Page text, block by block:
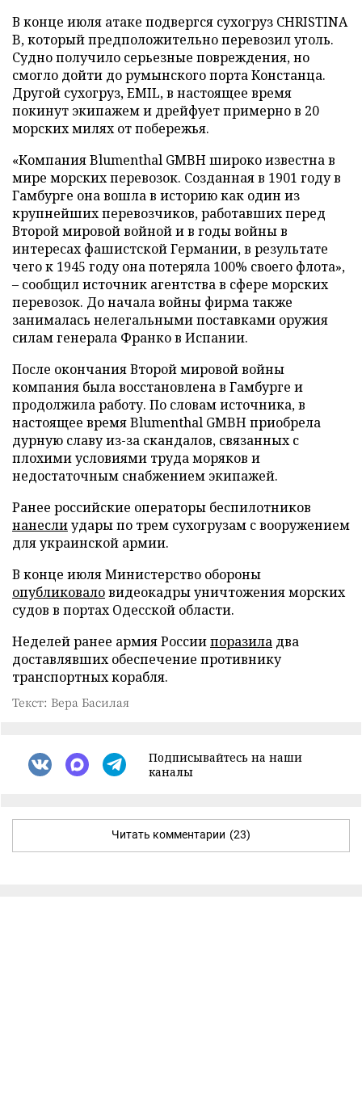
В конце июля атаке подвергся сухогруз CHRISTINA
B, который предположительно перевозил уголь.
Судно получило серьезные повреждения, но
смогло дойти до румынского порта Констанца.
Другой сухогруз, EMIL, в настоящее время
покинут экипажем и дрейфует примерно в 20
морских милях от побережья.
«Компания Blumenthal GMBH широко известна в
мире морских перевозок. Созданная в 1901 году в
Гамбурге она вошла в историю как один из
крупнейших перевозчиков, работавших перед
Второй мировой войной и в годы войны в
интересах фашистской Германии, в результате
чего к 1945 году она потеряла 100% своего флота»,
– сообщил источник агентства в сфере морских
перевозок. До начала войны фирма также
занималась нелегальными поставками оружия
силам генерала Франко в Испании.
После окончания Второй мировой войны
компания была восстановлена в Гамбурге и
продолжила работу. По словам источника, в
настоящее время Blumenthal GMBH приобрела
дурную славу из-за скандалов, связанных с
плохими условиями труда моряков и
недостаточным снабжением экипажей.
Ранее российские операторы беспилотников
нанеслиудары по трем сухогрузам с вооружением
для украинской армии.
В конце июля Министерство обороны
опубликоваловидеокадры уничтожения морских
судов в портах Одесской области.
Неделей ранее армия Россиипоразила два
доставлявших обеспечение противнику
транспортных корабля.
Текст: Вера Басилая
Подписывайтесь на наши
каналы
Читать комментарии (23)